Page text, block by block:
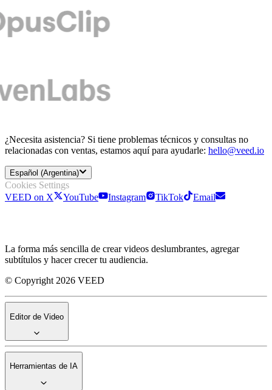
¿Necesita asistencia? Si tiene problemas técnicos y consultas no
relacionadas con ventas, estamos aquí para ayudarle: hello@veed.io
Español (Argentina)
Cookies Settings
VEED on X
YouTube Instagram TikTok Email
La forma más sencilla de crear videos deslumbrantes, agregar
subtítulos y hacer crecer tu audiencia.
© Copyright 2026 VEED
Editor de Video
Herramientas de IA